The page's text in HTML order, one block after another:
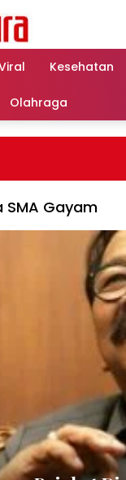
Kesehatan
Olahraga
SMA Gayam